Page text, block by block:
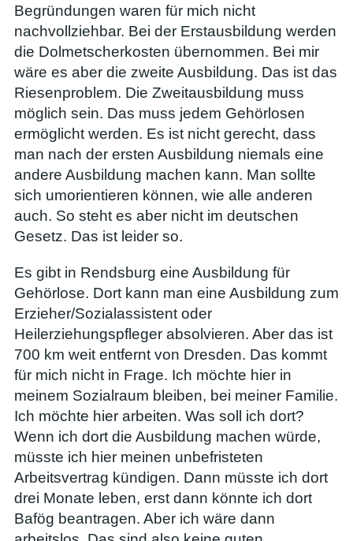
Begründungen waren für mich nicht
nachvollziehbar. Bei der Erstausbildung werden
die Dolmetscherkosten übernommen. Bei mir
wäre es aber die zweite Ausbildung. Das ist das
Riesenproblem. Die Zweitausbildung muss
möglich sein. Das muss jedem Gehörlosen
ermöglicht werden. Es ist nicht gerecht, dass
man nach der ersten Ausbildung niemals eine
andere Ausbildung machen kann. Man sollte
sich umorientieren können, wie alle anderen
auch. So steht es aber nicht im deutschen
Gesetz. Das ist leider so.
Es gibt in Rendsburg eine Ausbildung für
Gehörlose. Dort kann man eine Ausbildung zum
Erzieher/Sozialassistent oder
Heilerziehungspfleger absolvieren. Aber das ist
700 km weit entfernt von Dresden. Das kommt
für mich nicht in Frage. Ich möchte hier in
meinem Sozialraum bleiben, bei meiner Familie.
Ich möchte hier arbeiten. Was soll ich dort?
Wenn ich dort die Ausbildung machen würde,
müsste ich hier meinen unbefristeten
Arbeitsvertrag kündigen. Dann müsste ich dort
drei Monate leben, erst dann könnte ich dort
Bafög beantragen. Aber ich wäre dann